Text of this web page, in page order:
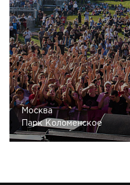
Москва
Парк Коломенское